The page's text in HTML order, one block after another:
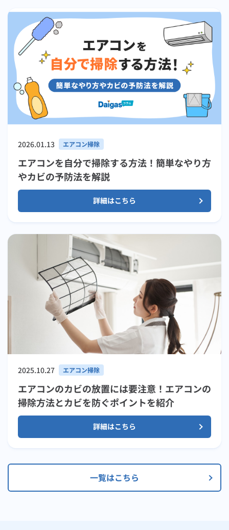
2026.01.13 エアコン掃除
エアコンを自分で掃除する方法！簡単なやり方
やカビの予防法を解説
詳細はこちら
2025.10.27 エアコン掃除
エアコンのカビの放置には要注意！エアコンの
掃除方法とカビを防ぐポイントを紹介
詳細はこちら
一覧はこちら